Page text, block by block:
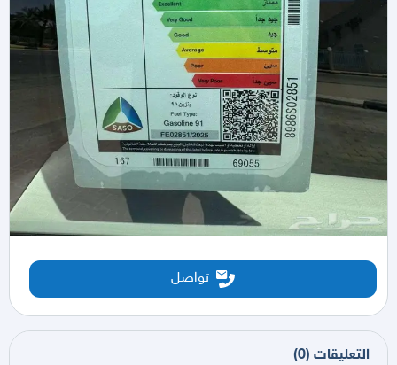
تواصل
التعليقات (
0
)